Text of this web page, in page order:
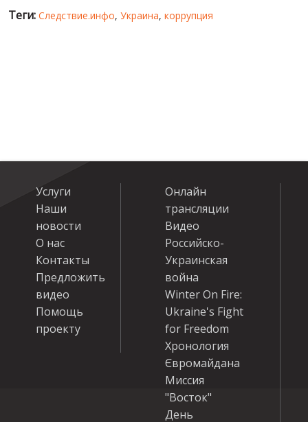
Теги: Следствие.инфо, Украина, коррупция
Услуги
Наши
новости
О нас
Контакты
Предложить
видео
Помощь
проекту
Онлайн
трансляции
Видео
Российско-
Украинская
война
Winter On Fire:
Ukraine's Fight
for Freedom
Хронология
Євромайдана
Миссия
"Восток"
День